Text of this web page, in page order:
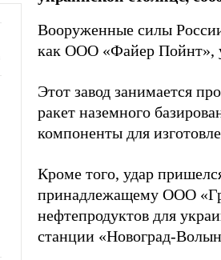
Вооруженные силы
как ООО «Файер Пойнт»,
Этот завод занимается
ракет наземного
компоненты для
Кроме того, удар
принадлежащему ООО
нефтепродуктов для
станции «Новоград-